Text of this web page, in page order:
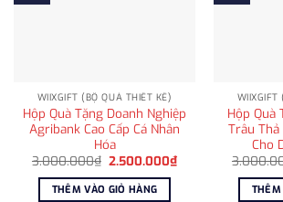
WIIXGIFT (BỘ QUÀ THIẾT KẾ)
Hộp Quà Tặng Doanh Nghiệp
Agribank Cao Cấp Cá Nhân
Hóa
3.000.000₫ Giá
là:
3.000.000₫.
2.500.000₫Giá
hiện
THÊM VÀO GIỎ HÀNG
WIIXGIFT
Hộp Quà
Trâu Thả
Cho
THÊM